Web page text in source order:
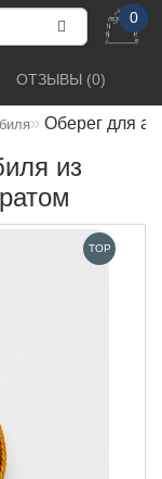
0
Оберег для
из
ОТЗЫВЫ (0)
TOP